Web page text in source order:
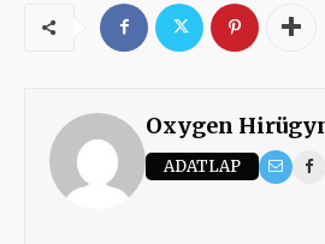
Oxygen
ADATLAP